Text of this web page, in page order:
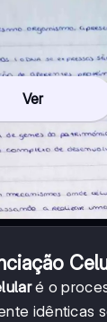
Ver
é o
idênticas